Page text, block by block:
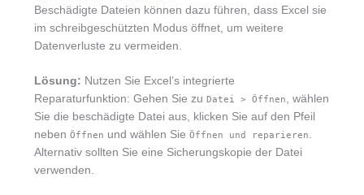
Beschädigte Dateien können dazu führen, dass Excel sie
im schreibgeschützten Modus öffnet, um weitere
Datenverluste zu vermeiden.
Lösung: Nutzen Sie Excel’s integrierte
Reparaturfunktion: Gehen Sie zu Datei > Öffnen, wählen
Sie die beschädigte Datei aus, klicken Sie auf den Pfeil
neben Öffnen und wählen Sie Öffnen und reparieren.
Alternativ sollten Sie eine Sicherungskopie der Datei
verwenden.